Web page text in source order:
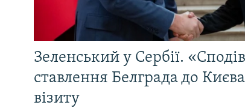
Зеленський у Сербії.
ставлення Белграда до
візиту